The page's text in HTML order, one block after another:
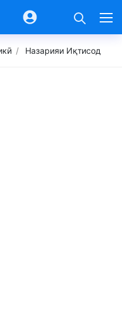
Назарияи Иқтисод